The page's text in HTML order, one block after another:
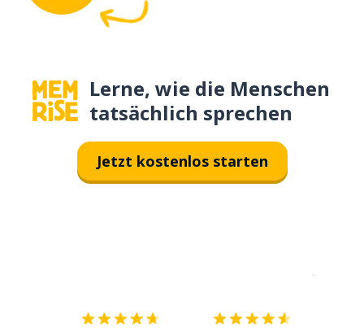
Lerne, wie die Menschen
tatsächlich sprechen
Jetzt kostenlos starten